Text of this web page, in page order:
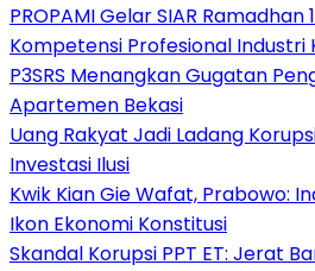
PROPAMI Gelar SIAR Ramadhan
Kompetensi Profesional Industri
P3SRS Menangkan Gugatan
Apartemen Bekasi
Uang Rakyat Jadi Ladang
Investasi Ilusi
Kwik Kian Gie Wafat, Prabowo:
Ikon Ekonomi Konstitusi
Skandal Korupsi PPT ET: Jerat